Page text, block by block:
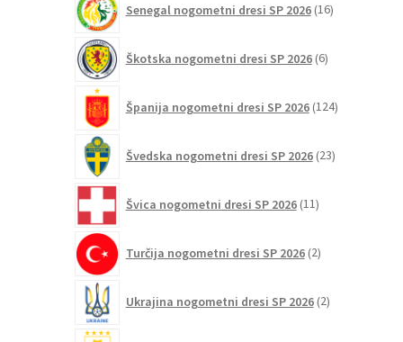
Senegal nogometni dresi SP 2026 16izdelkov
Škotska nogometni dresi SP 2026 6izdelkov
Španija nogometni dresi SP 2026 124izdelkov
Švedska nogometni dresi SP 2026 23izdelkov
Švica nogometni dresi SP 2026 11izdelkov
Turčija nogometni dresi SP 2026 2izdelka
Ukrajina nogometni dresi SP 2026 2izdelka